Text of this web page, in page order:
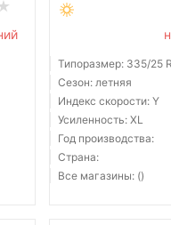
Типоразмер: 335/25
Сезон: летняя
Индекс скорости: Y
Усиленность: XL
Год производства:
Страна:
Все магазины: ()